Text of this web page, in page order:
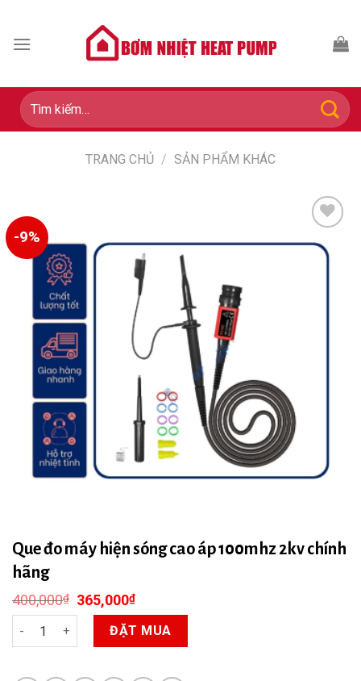
content
Tìm
kiếm:
TRANG CHỦ / SẢN PHẨM KHÁC
-9%
Que đo máy hiện sóng cao áp 100mhz 2kv chính
hãng
400,000₫
Giá
gốc
400,000₫.
365,000₫Giá
hiện
tại
ĐẶT MUA